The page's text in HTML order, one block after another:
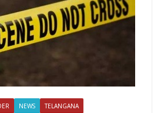
NEWS TELANGANA